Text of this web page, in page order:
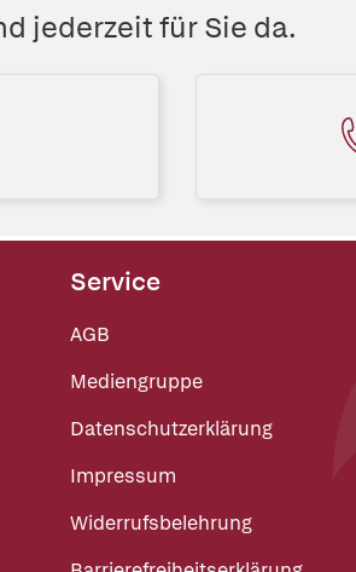
jederzeit für Sie da.
Service
AGB
Mediengruppe
Datenschutzerklärung
Impressum
Widerrufsbelehrung